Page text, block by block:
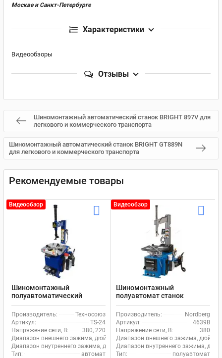
Москве и Санкт-Петербурге
Характеристики
Видеообзоры
Отзывы
Шиномонтажный автоматический станок BRIGHT 897V для
легкового и коммерческого транспорта
Шиномонтажный автоматический станок BRIGHT GT889N
для легкового и коммерческого транспорта
Рекомендуемые товары
Видеообзор
Шиномонтажный
полуавтоматический
станок EQFS TS-24 для
легкового транспорта
Производитель:
Техносоюз
Артикул:
TS-24
Напряжение сети, В:
380, 220
Диапазон внешнего зажима, дюйм:
11-21
Диапазон внутреннего зажима, дюйм: 12-24
Тип:
автомат
Видеообзор
Шиномонтажный
полуавтомат станок
Nordberg 4639B для
легкового и коммерческого
транспорта
Производитель:
Nordberg
Артикул:
4639B
Напряжение сети, В:
380
Диапазон внешнего зажима, дюйм:
Диапазон внутреннего зажима,
Тип:
полуавтомат